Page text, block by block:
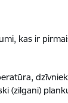
kas ir
(zilgani)